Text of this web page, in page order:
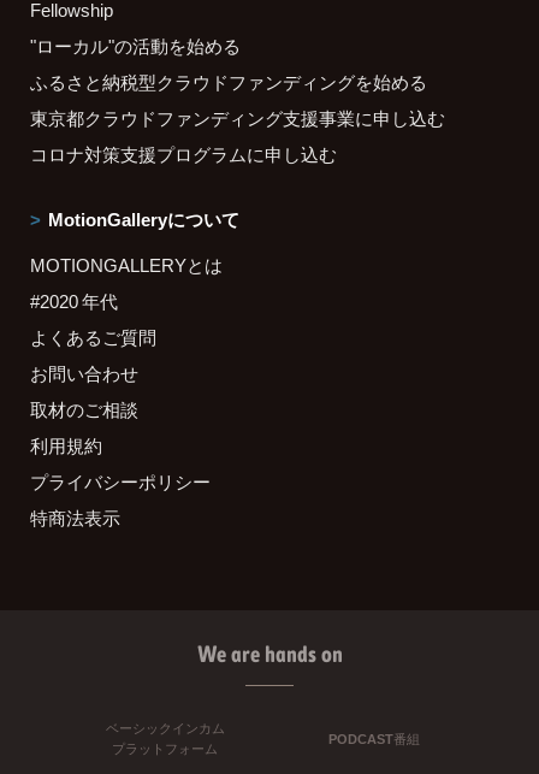
Fellowship
"ローカル"の活動を始める
ふるさと納税型クラウドファンディングを始める
東京都クラウドファンディング支援事業に申し込む
コロナ対策支援プログラムに申し込む
MotionGalleryについて
MOTIONGALLERYとは
#2020 年代
よくあるご質問
お問い合わせ
取材のご相談
利用規約
プライバシーポリシー
特商法表示
We are hands on
ベーシックインカム
プラットフォーム
PODCAST番組